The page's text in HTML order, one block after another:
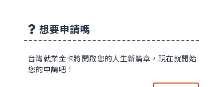
想要申請嗎
台灣就業金卡將開啟您的人生新篇章，現在就開始
您的申請吧！